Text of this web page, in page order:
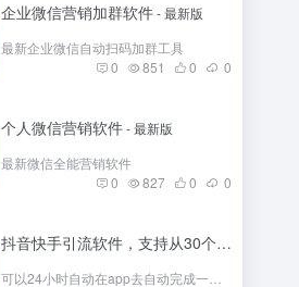
企业微信营销加群软件- 最新版
最新企业微信自动扫码加群工具
0
851 0 0
个人微信营销软件- 最新版
最新微信全能营销软件
0
827 0 0
抖音快手引流软件，支持从30个平台引流